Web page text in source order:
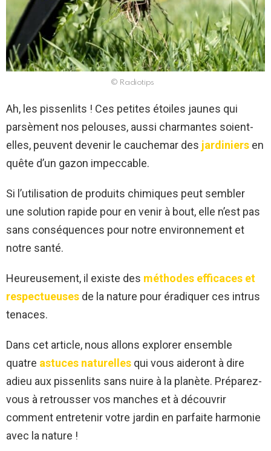
© Radiotips
Ah, les pissenlits ! Ces petites étoiles jaunes qui
parsèment nos pelouses, aussi charmantes soient-
elles, peuvent devenir le cauchemar des jardiniers en
quête d’un gazon impeccable.
Si l’utilisation de produits chimiques peut sembler
une solution rapide pour en venir à bout, elle n’est pas
sans conséquences pour notre environnement et
notre santé.
Heureusement, il existe des méthodes efficaces et
respectueuses de la nature pour éradiquer ces intrus
tenaces.
Dans cet article, nous allons explorer ensemble
quatre astuces naturelles qui vous aideront à dire
adieu aux pissenlits sans nuire à la planète. Préparez-
vous à retrousser vos manches et à découvrir
comment entretenir votre jardin en parfaite harmonie
avec la nature !